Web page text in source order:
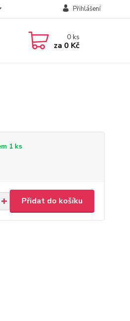
Přihlášení
0ks
za 0 Kč
1 ks
Přidat do košíku